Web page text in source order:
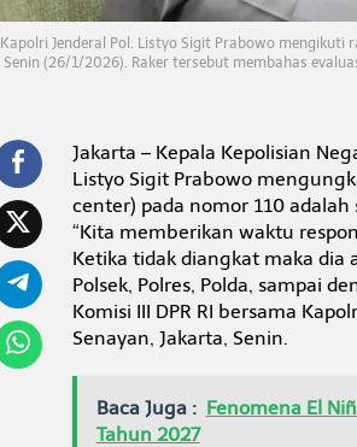
i
a
n
S
e
l
a
1
0
D
e
k
Kapolri Jenderal Pol. Listyo Sigit Prabowo mengikuti
Senin (26/1/2026). Raker tersebut membahas
Jakarta – Kepala Kepolisian
Listyo Sigit Prabowo
center) pada nomor 110 adalah
“Kita memberikan waktu
Ketika tidak diangkat maka
Polsek, Polres, Polda, sampai
Komisi III DPR RI bersama
Senayan, Jakarta, Senin.
Baca Juga : Fenomena El
Tahun 2027